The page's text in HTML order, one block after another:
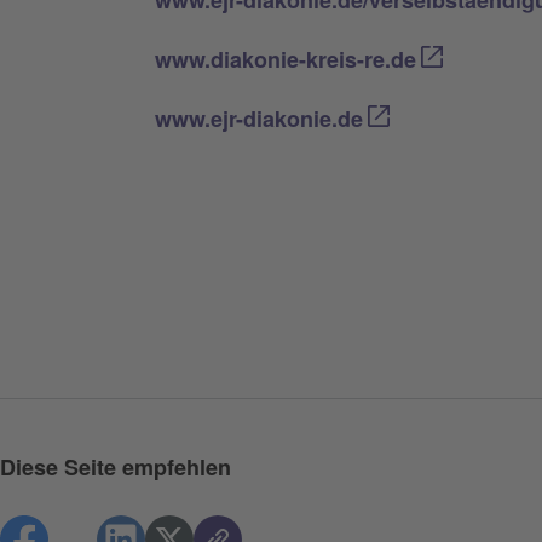
www.diakonie-kreis-re.de
www.ejr-diakonie.de
Diese Seite empfehlen